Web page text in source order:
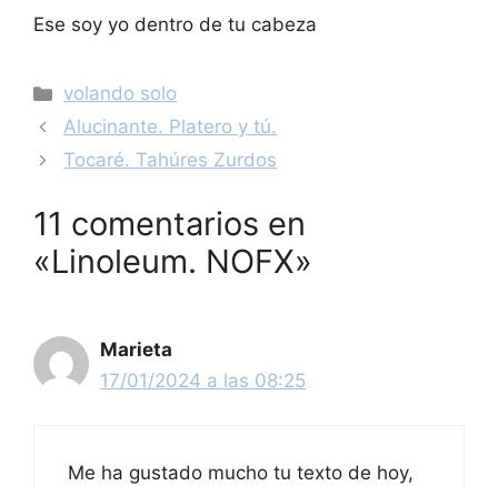
Ese soy yo dentro de tu cabeza
Categorías
volando solo
Navegación
de
Alucinante. Platero y tú.
Tocaré. Tahúres Zurdos
11 comentarios en
«Linoleum. NOFX»
Marieta
17/01/2024 a las 08:25
Me ha gustado mucho tu texto de hoy,